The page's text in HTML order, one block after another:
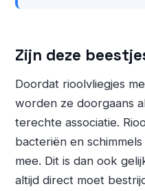
Zijn deze
Doordat rioolvliegjes
worden ze doorgaans
terechte associatie.
bacteriën en
mee. Dit is dan ook
altijd direct moet